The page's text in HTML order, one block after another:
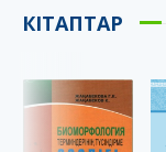
КІТАПТАР